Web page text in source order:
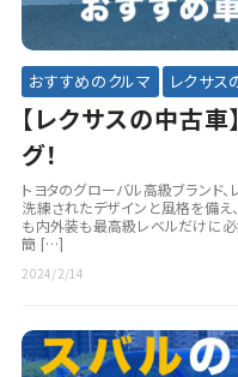
おすすめのクルマ レクサス
【レクサスの中古
グ！
トヨタのグローバル高級ブランド
洗練されたデザインと風格を備え
も内外装も最高級レベルだけに
簡 […]
2024/2/14